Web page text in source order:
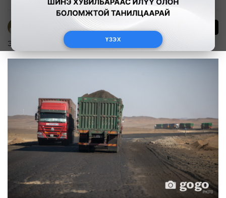
ҮЗЭХ
Б.Эрдэнэчимэг
Эдийн засаг 2025-03-11